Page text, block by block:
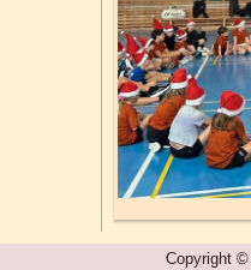
Copyright ©